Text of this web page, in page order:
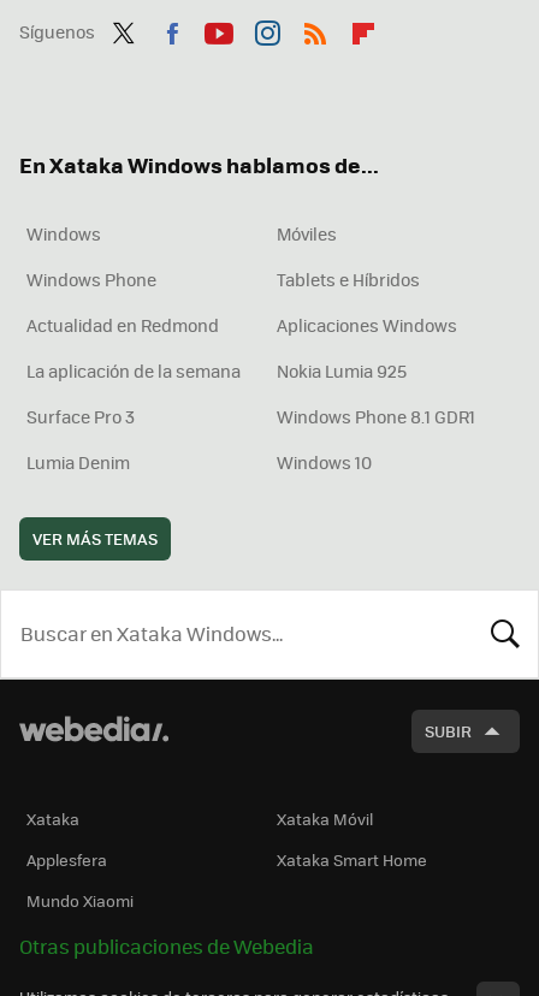
Síguenos
En Xataka Windows hablamos de...
Windows
Móviles
Windows Phone
Tablets e Híbridos
Actualidad en Redmond
Aplicaciones Windows
La aplicación de la semana
Nokia Lumia 925
Surface Pro 3
Windows Phone 8.1 GDR1
Lumia Denim
Windows 10
VER MÁS TEMAS
SUBIR
Xataka
Xataka Móvil
Applesfera
Xataka Smart Home
Mundo Xiaomi
Otras publicaciones de Webedia